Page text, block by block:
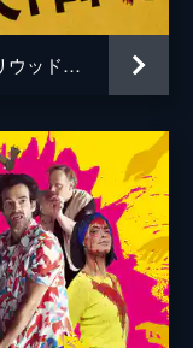
イワゴウサトシ
高橋恭子
上田慎一郎
上田慎一郎
永井カイル
カメラを止めるな！スピンオフ『ハリウッド大作戦!』